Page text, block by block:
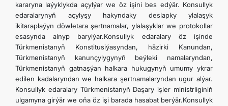
kararyna laýyklykda açylýar we öz işini bes edýär. Konsullyk
edaralarynyň açylyşy hakyndaky deslapky ylalaşyk
ikitaraplaýyn döwletara şertnamalar, ylalaşyklar we protokollar
esasynda alnyp barylýar.Konsullyk edaralary öz işinde
Türkmenistanyň Konstitusiýasyndan, häzirki Kanundan,
Türkmenistanyň kanunçylygynyň beýleki namalaryndan,
Türkmenistanyň gatnaşýan halkara hukugynyň umumy ykrar
edilen kadalaryndan we halkara şertnamalaryndan ugur alýar.
Konsullyk edaralary Türkmenistanyň Daşary işler ministrliginiň
ulgamyna girýär we oňa öz işi barada hasabat berýär.Konsullyk